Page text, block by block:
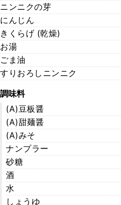
ニンニクの芽
にんじん
きくらげ (乾燥)
お湯
ごま油
すりおろしニンニク
調味料
(A)豆板醤
(A)甜麺醤
(A)みそ
ナンプラー
砂糖
酒
水
しょうゆ